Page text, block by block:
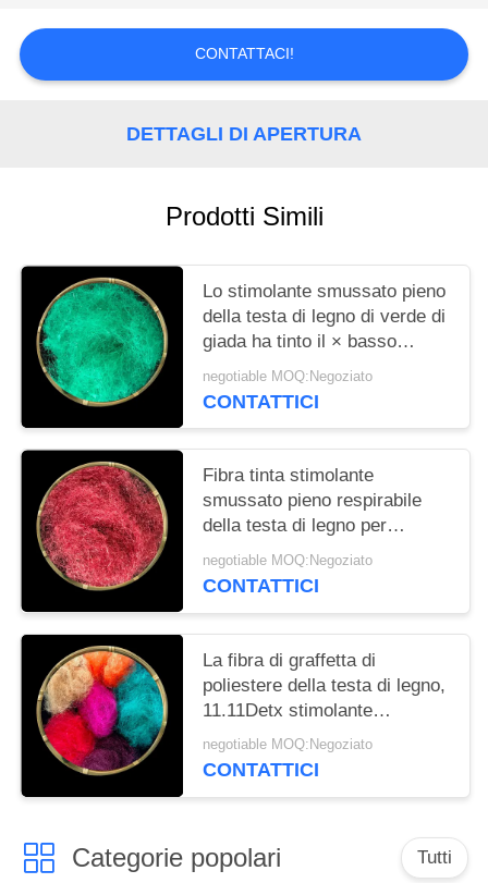
PRIVACY
POLICY
CONTATTACI!
DETTAGLI DI APERTURA
Prodotti Simili
Lo stimolante smussato pieno
della testa di legno di verde di
giada ha tinto il × basso
64mm del consumo di energia
della fibra 11.11Detx
negotiable MOQ:Negoziato
CONTATTICI
Fibra tinta stimolante
smussato pieno respirabile
della testa di legno per
industria dell'abbigliamento
negotiable MOQ:Negoziato
CONTATTICI
La fibra di graffetta di
poliestere della testa di legno,
11.11Detx stimolante
smussato del × 64mm in
pieno ha tinto la fibra
negotiable MOQ:Negoziato
CONTATTICI
Categorie popolari Tutti